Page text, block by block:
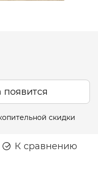
появится
скидки
К сравнению